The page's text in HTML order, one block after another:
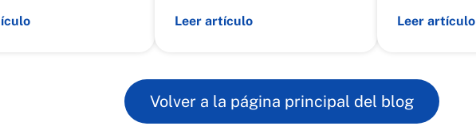
i
c
ó
Leer artículo
i
c
ó
Leer artículo
Volver a la página principal del blog